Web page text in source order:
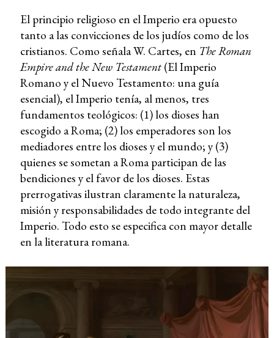
El principio religioso en el Imperio era opuesto
tanto a las convicciones de los judíos como de los
cristianos. Como señala W. Cartes, en The Roman
Empire and the New Testament(El Imperio
Romano y el Nuevo Testamento: una guía
esencial), el Imperio tenía, al menos, tres
fundamentos teológicos: (1) los dioses han
escogido a Roma; (2) los emperadores son los
mediadores entre los dioses y el mundo; y (3)
quienes se sometan a Roma participan de las
bendiciones y el favor de los dioses. Estas
prerrogativas ilustran claramente la naturaleza,
misión y responsabilidades de todo integrante del
Imperio. Todo esto se especifica con mayor detalle
en la literatura romana.